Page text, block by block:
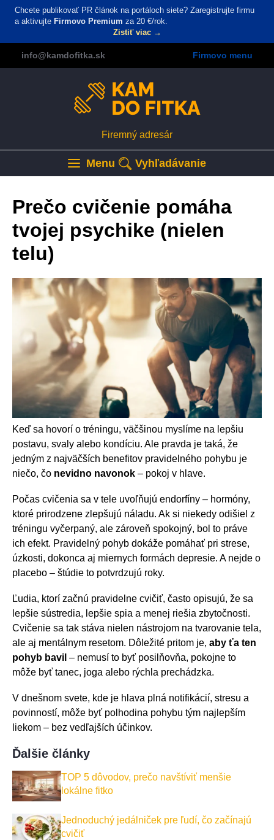
Skočiť
obsah
Chcete publikovať PR článok na portáloch siete? Zaregistrujte firmu
a aktivujte Firmovo Premium za 20 €/rok.
Zistiť viac →
info@kamdofitka.sk Firmovo menu
Main
navigation
Firemný adresár
Menu Vyhľadávanie
Prečo cvičenie pomáha
tvojej psychike (nielen
telu)
Keď sa hovorí o tréningu, väčšinou myslíme na lepšiu
postavu, svaly alebo kondíciu. Ale pravda je taká, že
jedným z najväčších benefitov pravidelného pohybu je
niečo, čo nevidno navonok – pokoj v hlave.
Počas cvičenia sa v tele uvoľňujú endorfíny – hormóny,
ktoré prirodzene zlepšujú náladu. Ak si niekedy odišiel z
tréningu vyčerpaný, ale zároveň spokojný, bol to práve
ich efekt. Pravidelný pohyb dokáže pomáhať pri strese,
úzkosti, dokonca aj miernych formách depresie. A nejde o
placebo – štúdie to potvrdzujú roky.
Ľudia, ktorí začnú pravidelne cvičiť, často opisujú, že sa
lepšie sústredia, lepšie spia a menej riešia zbytočnosti.
Cvičenie sa tak stáva nielen nástrojom na tvarovanie tela,
ale aj mentálnym resetom. Dôležité pritom je, aby ťa ten
pohyb bavil – nemusí to byť posilňovňa, pokojne to
môže byť tanec, joga alebo rýchla prechádzka.
V dnešnom svete, kde je hlava plná notifikácií, stresu a
povinností, môže byť polhodina pohybu tým najlepším
liekom – bez vedľajších účinkov.
Ďalšie články
TOP 5 dôvodov, prečo navštíviť menšie
lokálne fitko
Jednoduchý jedálniček pre ľudí, čo začínajú
cvičiť